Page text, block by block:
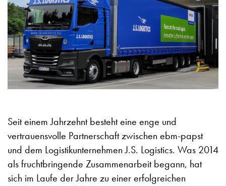
Seit einem Jahrzehnt besteht eine enge und
vertrauensvolle Partnerschaft zwischen ebm-papst
und dem Logistikunternehmen J.S. Logistics. Was 2014
als fruchtbringende Zusammenarbeit begann, hat
sich im Laufe der Jahre zu einer erfolgreichen